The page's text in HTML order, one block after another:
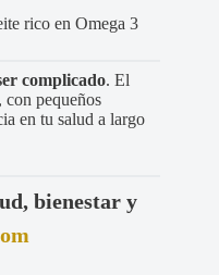
rico en Omega 3
complicado. El
con pequeños
en tu salud a largo
bienestar y